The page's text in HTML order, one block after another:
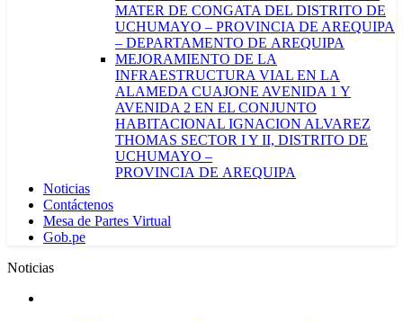
MATER DE CONGATA DEL DISTRITO DE
UCHUMAYO – PROVINCIA DE AREQUIPA
– DEPARTAMENTO DE AREQUIPA
MEJORAMIENTO DE LA
INFRAESTRUCTURA VIAL EN LA
ALAMEDA CUAJONE AVENIDA 1 Y
AVENIDA 2 EN EL CONJUNTO
HABITACIONAL IGNACION ALVAREZ
THOMAS SECTOR I Y II, DISTRITO DE
UCHUMAYO –
PROVINCIA DE AREQUIPA
Noticias
Contáctenos
Mesa de Partes Virtual
Gob.pe
Noticias